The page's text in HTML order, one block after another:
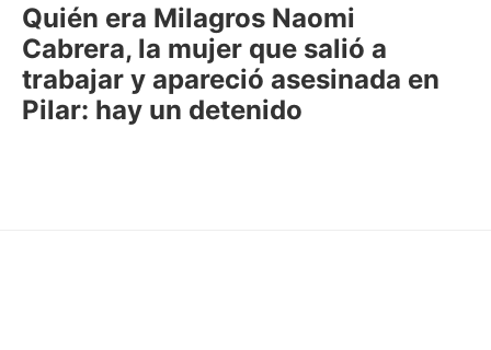
Quién era Milagros Naomi
Cabrera, la mujer que salió a
trabajar y apareció asesinada en
Pilar: hay un detenido